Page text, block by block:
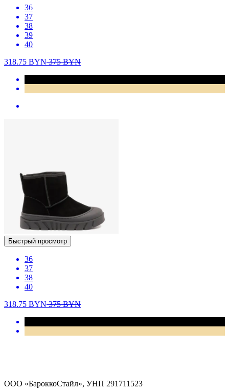
36
37
38
39
40
318.75 BYN375BYN
Быстрый просмотр
36
37
38
40
318.75 BYN375BYN
ООО «БароккоСтайл», УНП 291711523